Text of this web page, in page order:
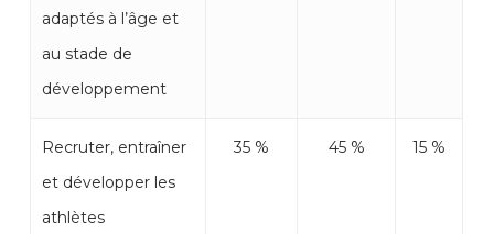
adaptés à l’âge et
au stade de
développement
Recruter, entraîner
et développer les
athlètes
35 % 45 % 15 %